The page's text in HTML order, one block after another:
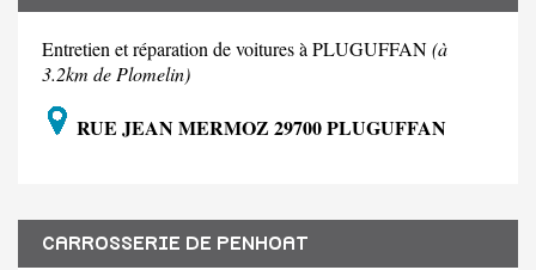
Entretien et réparation de voitures à PLUGUFFAN(à
3.2km de Plomelin)
RUE JEAN MERMOZ 29700 PLUGUFFAN
CARROSSERIE DE PENHOAT